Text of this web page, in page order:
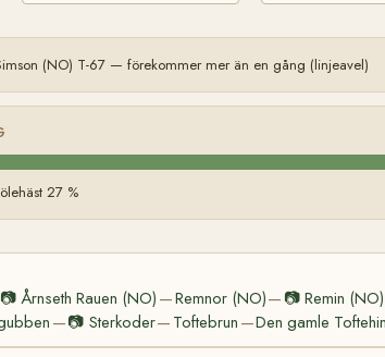
(NO) T-67 — förekommer mer än en gång (linjeavel)
27 %
📷Årnseth Rauen (NO) —Remnor (NO)— 📷Remin (NO)
—📷 Sterkoder— Toftebrun —Den gamle